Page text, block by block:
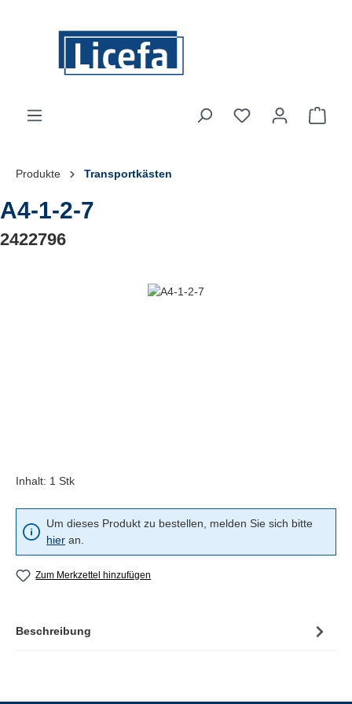
Du hast 0
Produkte Transportkästen
A4-1-2-7
2422796
Inhalt: 1 Stk
Um dieses Produkt zu bestellen, melden Sie sich bitte
hier an.
Zum Merkzettel hinzufügen
Beschreibung